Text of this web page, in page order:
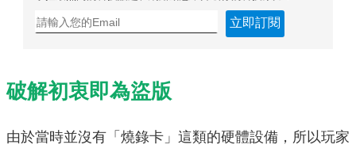
立即訂閱
破解初衷即為盜版
由於當時並沒有「燒錄卡」這類的硬體設備，所以玩家